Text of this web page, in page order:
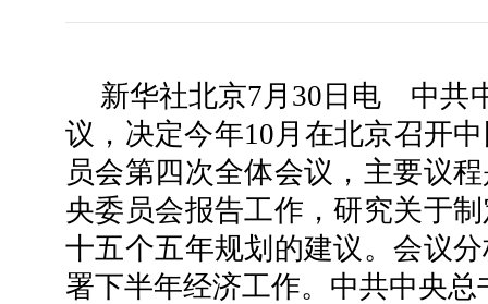
新华社北京7月30日电 中共
议，决定今年10月在北京召开
员会第四次全体会议，主要议
央委员会报告工作，研究关于
十五个五年规划的建议。会议
署下半年经济工作。中共中央